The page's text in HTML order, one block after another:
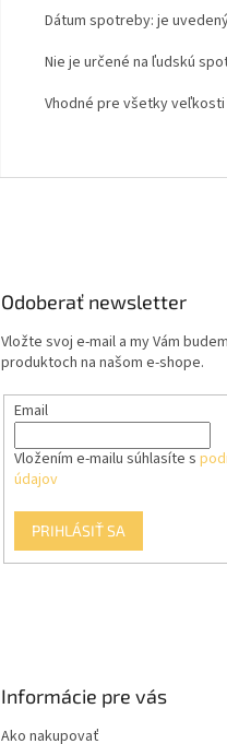
Dátum spotreby: je
Nie je určené na ľudskú
Vhodné pre všetky veľkosti
Odoberať newsletter
Vložte svoj e-mail a my Vám
produktoch na našom e-shope.
Email
Vložením e-mailu súhlasíte s
údajov
PRIHLÁSIŤ SA
Informácie pre vás
Ako nakupovať